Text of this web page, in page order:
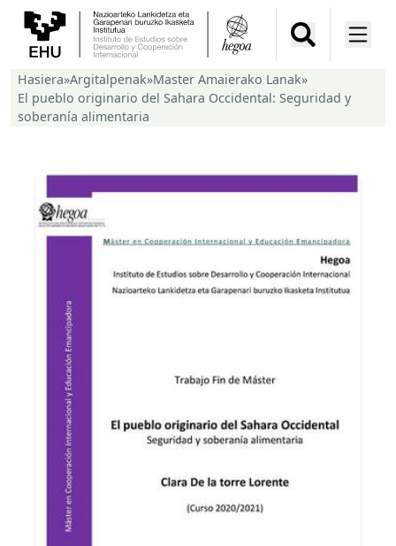
Hasiera»Argitalpenak»Master Amaierako Lanak»
El pueblo originario del Sahara Occidental: Seguridad y
soberanía alimentaria